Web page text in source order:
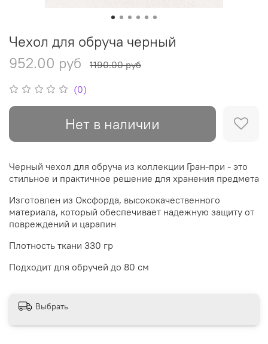
(0)
Чехол для обруча черный
952.00 руб
1190.00 руб
Нет в наличии
Черный чехол для обруча из коллекции Гран-при - это
стильное и практичное решение для хранения предмета
Изготовлен из Оксфорда, высококачественного
материала, который обеспечивает надежную защиту от
повреждений и царапин
Плотность ткани 330 гр
Подходит для обручей до 80 см
Выбрать